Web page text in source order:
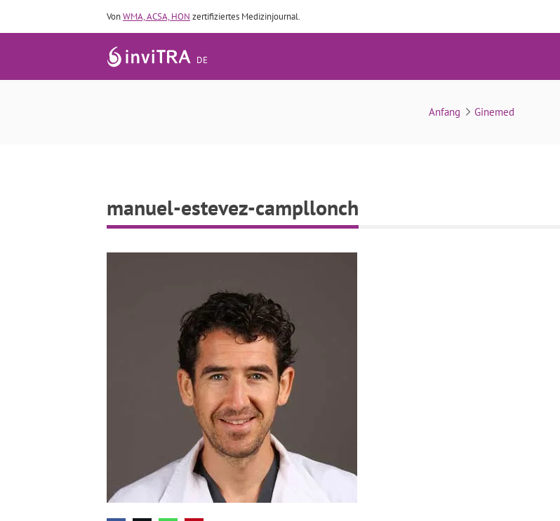
VonWMA, ACSA, HON zertifiziertes Medizinjournal.
DE
manuel-estevez-campllonch
Anfang Ginemed
manuel-estevez-campllonch